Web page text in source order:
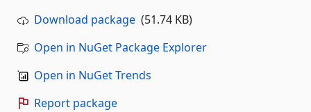
Download package (51.74 KB)
Open in NuGet Package Explorer
Open in NuGet Trends
Report package